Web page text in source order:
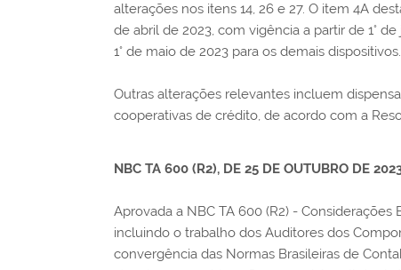
alterações nos itens 14, 26 e 27. O item 4A
de abril de 2023, com vigência a partir de 1°
1° de maio de 2023 para os demais dispositivos.
Outras alterações relevantes incluem
cooperativas de crédito, de acordo com a
NBC TA 600 (R2), DE 25 DE OUTUBRO DE
Aprovada a NBC TA 600 (R2) -
incluindo o trabalho dos Auditores dos
convergência das Normas Brasileiras de